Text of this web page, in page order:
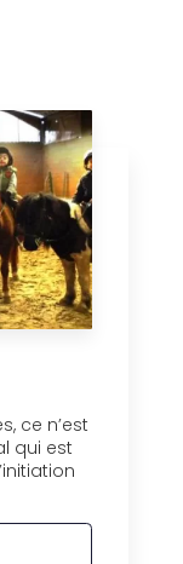
ce n’est
qui est